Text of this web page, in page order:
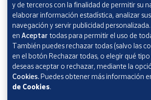
Marcando esta casilla consiento la
comunicaciones comerciales de
de Protección de datos Novedades de
Market
y de terceros con la finalidad de permitir su
elaborar información estadística, analizar
navegación y servir publicidad
en Aceptar todas para permitir el uso de
También puedes rechazar todas (salvo las
en el botón Rechazar todas, o elegir qué
deseas aceptar o rechazar, mediante la
Cookies.Puedes obtener más información
de Cookies.